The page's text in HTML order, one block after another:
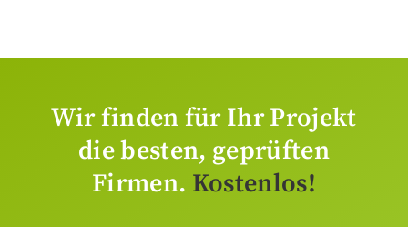
Wir finden für Ihr Projekt
die besten, geprüften
Firmen. Kostenlos!